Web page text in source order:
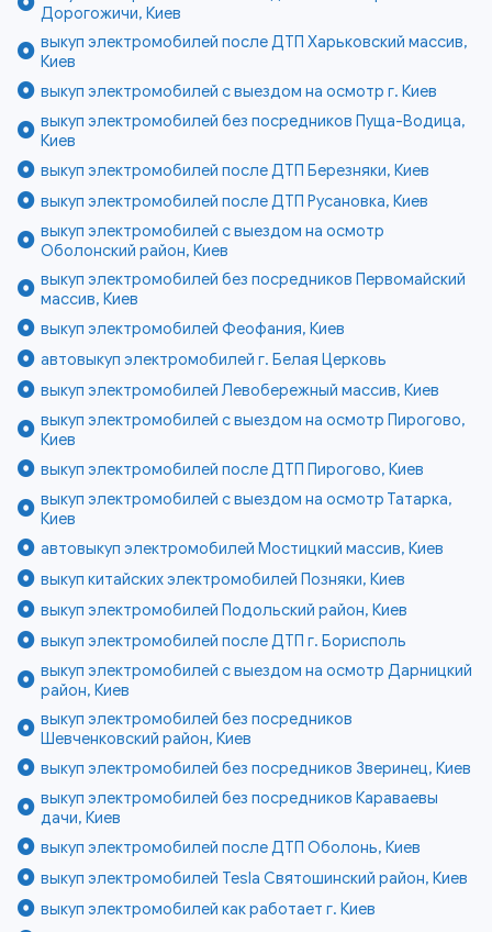
Дорогожичи, Киев
выкуп электромобилей после ДТП Харьковский массив,
Киев
выкуп электромобилей с выездом на осмотр г. Киев
выкуп электромобилей без посредников Пуща-Водица,
Киев
выкуп электромобилей после ДТП Березняки, Киев
выкуп электромобилей после ДТП Русановка, Киев
выкуп электромобилей с выездом на осмотр
Оболонский район, Киев
выкуп электромобилей без посредников Первомайский
массив, Киев
выкуп электромобилей Феофания, Киев
автовыкуп электромобилей г. Белая Церковь
выкуп электромобилей Левобережный массив, Киев
выкуп электромобилей с выездом на осмотр Пирогово,
Киев
выкуп электромобилей после ДТП Пирогово, Киев
выкуп электромобилей с выездом на осмотр Татарка,
Киев
автовыкуп электромобилей Мостицкий массив, Киев
выкуп китайских электромобилей Позняки, Киев
выкуп электромобилей Подольский район, Киев
выкуп электромобилей после ДТП г. Борисполь
выкуп электромобилей с выездом на осмотр Дарницкий
район, Киев
выкуп электромобилей без посредников
Шевченковский район, Киев
выкуп электромобилей без посредников Зверинец, Киев
выкуп электромобилей без посредников Караваевы
дачи, Киев
выкуп электромобилей после ДТП Оболонь, Киев
выкуп электромобилей Tesla Святошинский район, Киев
выкуп электромобилей как работает г. Киев